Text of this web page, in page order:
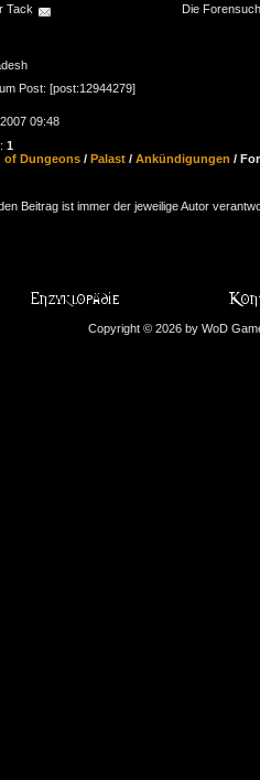
Tack
Post: [post:12944279]
Die
09:48
1
of Dungeons / Palast / Ankündigungen /
Beitrag ist immer der jeweilige Autor
Copyright © 2026 by WoD